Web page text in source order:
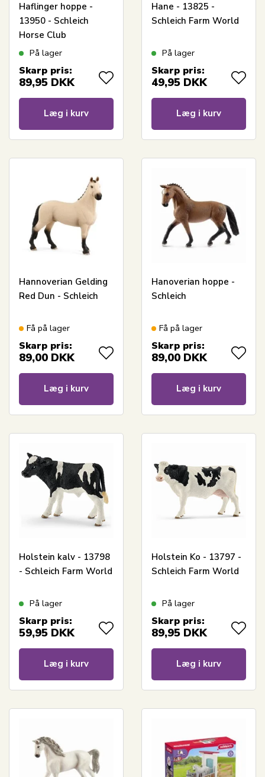
Haflinger hoppe -
13950 - Schleich
Horse Club
På lager
Skarp pris:
89,95 DKK
Læg i kurv
Hane - 13825 -
Schleich Farm World
På lager
Skarp pris:
49,95 DKK
Læg i kurv
Hannoverian Gelding
Red Dun - Schleich
Få på lager
Skarp pris:
89,00 DKK
Læg i kurv
Hanoverian hoppe -
Schleich
Få på lager
Skarp pris:
89,00 DKK
Læg i kurv
Holstein kalv - 13798
- Schleich Farm World
På lager
Skarp pris:
59,95 DKK
Læg i kurv
Holstein Ko - 13797 -
Schleich Farm World
På lager
Skarp pris:
89,95 DKK
Læg i kurv